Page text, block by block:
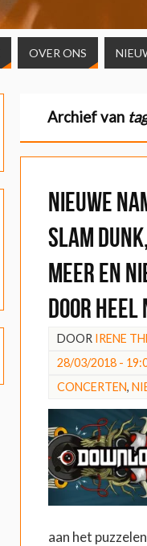
OVER ONS
Archief van
Nieuwe
Slam
meer en
door heel
DOOR IRENE
28/03/2018 -
CONCERTEN,
aan het